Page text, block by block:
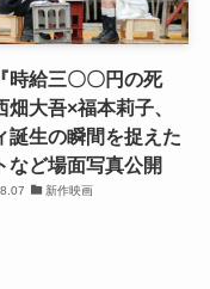
時給三〇〇円の死
畑大吾×福本莉子、
誕生の瞬間を捉えた
など場面写真公開
新作映画